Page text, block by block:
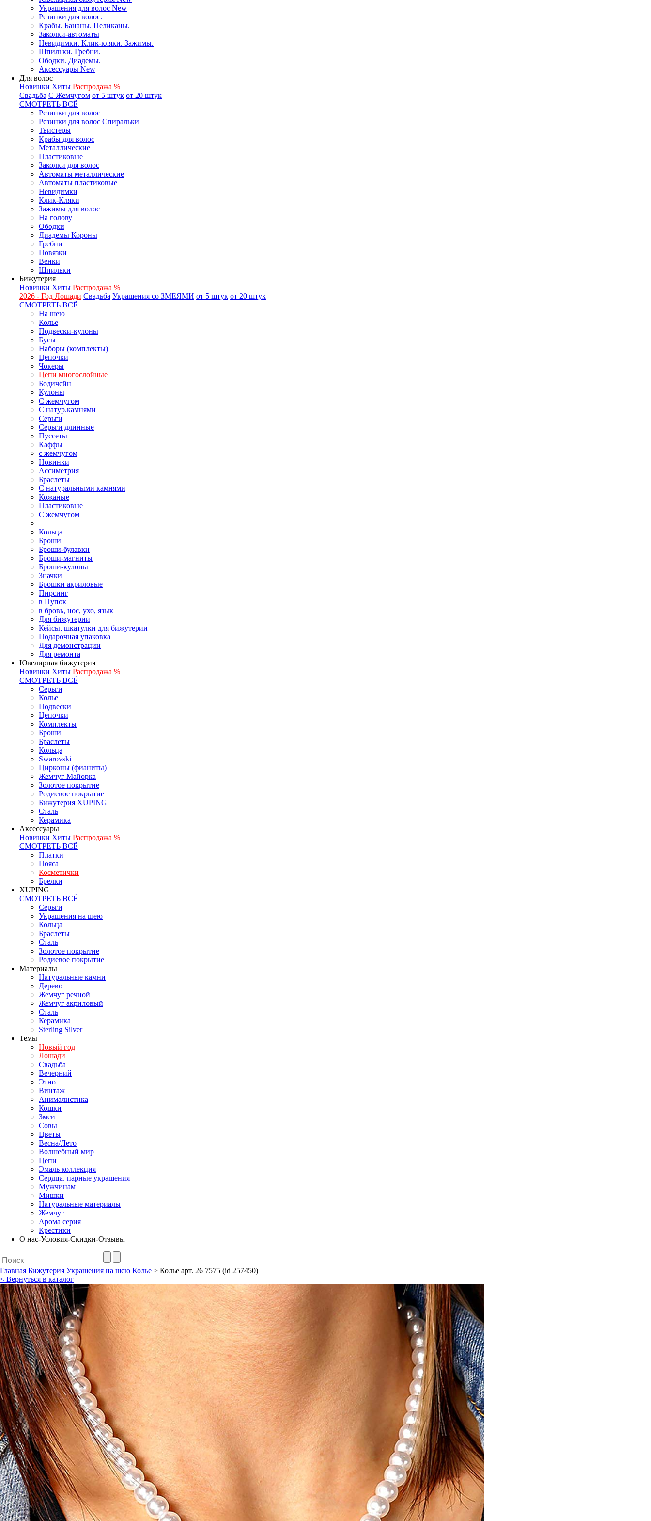
Украшения для волос New
Резинки для волос.
Крабы. Бананы. Пеликаны.
Заколки-автоматы
Невидимки. Клик-кляки. Зажимы.
Шпильки. Гребни.
Ободки. Диадемы.
Аксессуары New
Для волос
Новинки Хиты Распродажа %
Свадьба С Жемчугом от 5 штук от 20 штук
СМОТРЕТЬ ВСЁ
Резинки для волос
Резинки для волос Спиральки
Твистеры
Крабы для волос
Металлические
Пластиковые
Заколки для волос
Автоматы металлические
Автоматы пластиковые
Невидимки
Клик-Кляки
Зажимы для волос
На голову
Ободки
Диадемы Короны
Гребни
Повязки
Венки
Шпильки
Бижутерия
Новинки Хиты Распродажа %
2026 - Год Лошади Свадьба Украшения со ЗМЕЯМИ от 5 штук от 20 штук
СМОТРЕТЬ ВСЁ
На шею
Колье
Подвески-кулоны
Бусы
Наборы (комплекты)
Цепочки
Чокеры
Цепи многослойные
Бодичейн
Кулоны
С жемчугом
С натур.камнями
Серьги
Серьги длинные
Пуссеты
Каффы
с жемчугом
Новинки
Ассиметрия
Браслеты
С натуральными камнями
Кожаные
Пластиковые
С жемчугом
Кольца
Броши
Броши-булавки
Броши-магниты
Броши-кулоны
Значки
Брошки акриловые
Пирсинг
в Пупок
в бровь, нос, ухо, язык
Для бижутерии
Кейсы, шкатулки для бижутерии
Подарочная упаковка
Для демонстрации
Для ремонта
Ювелирная бижутерия
Новинки Хиты Распродажа %
СМОТРЕТЬ ВСЁ
Серьги
Колье
Подвески
Цепочки
Комплекты
Броши
Браслеты
Кольца
Swarovski
Цирконы (фианиты)
Жемчуг Майорка
Золотое покрытие
Родиевое покрытие
Бижутерия XUPING
Сталь
Керамика
Аксессуары
Новинки Хиты Распродажа %
СМОТРЕТЬ ВСЁ
Платки
Пояса
Косметички
Брелки
XUPING
СМОТРЕТЬ ВСЁ
Серьги
Украшения на шею
Кольца
Браслеты
Сталь
Золотое покрытие
Родиевое покрытие
Материалы
Натуральные камни
Дерево
Жемчуг речной
Жемчуг акриловый
Сталь
Керамика
Sterling Silver
Темы
Новый год
Лошади
Свадьба
Вечерний
Этно
Винтаж
Анималистика
Кошки
Змеи
Совы
Цветы
Весна/Лето
Волшебный мир
Цепи
Эмаль коллекция
Сердца, парные украшения
Мужчинам
Мишки
Натуральные материалы
Жемчуг
Арома серия
Крестики
О нас-Условия-Скидки-Отзывы
Главная Бижутерия Украшения на шею Колье > Колье арт. 26 7575 (id 257450)
< Вернуться в каталог